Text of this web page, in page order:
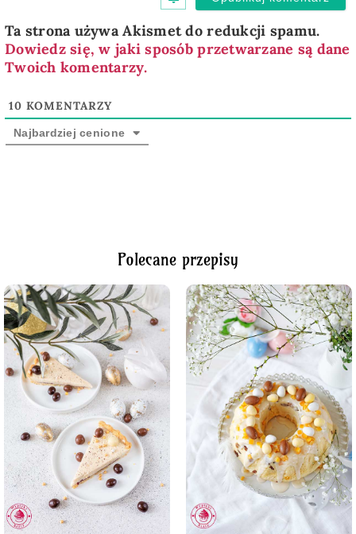
Ta strona używa Akismet do redukcji spamu.
Dowiedz się, w jaki sposób przetwarzane są dane
Twoich komentarzy.
10 KOMENTARZY
Najbardziej cenione
Polecane przepisy